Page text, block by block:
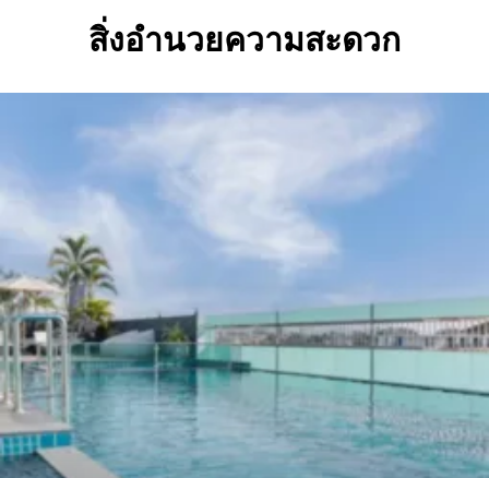
สิ่งอำนวยความสะดวก